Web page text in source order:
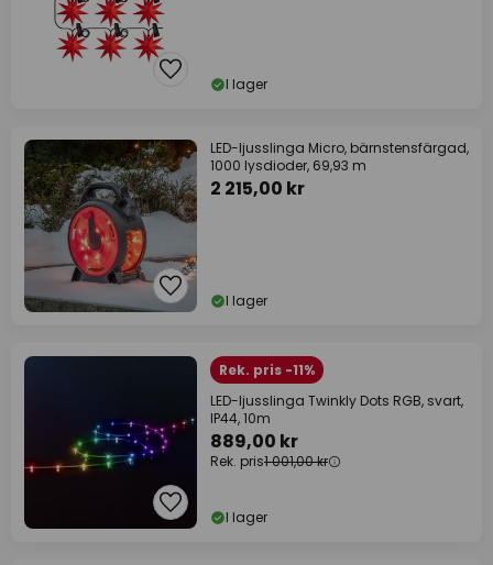
I lager
LED-ljusslinga Micro, bärnstensfärgad,
1000 lysdioder, 69,93 m
2 215,00 kr
I lager
Rek. pris -11%
LED-ljusslinga Twinkly Dots RGB, svart,
IP44, 10m
889,00 kr
Rek. pris1 001,00 kr
I lager